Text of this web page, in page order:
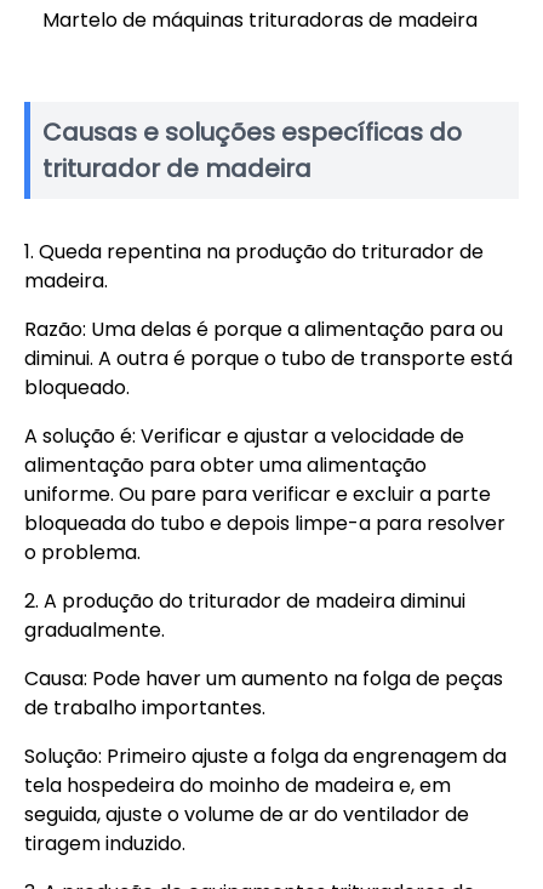
Martelo de máquinas trituradoras de madeira
Causas e soluções específicas do
triturador de madeira
1. Queda repentina na produção do triturador de
madeira.
Razão: Uma delas é porque a alimentação para ou
diminui. A outra é porque o tubo de transporte está
bloqueado.
A solução é: Verificar e ajustar a velocidade de
alimentação para obter uma alimentação
uniforme. Ou pare para verificar e excluir a parte
bloqueada do tubo e depois limpe-a para resolver
o problema.
2. A produção do triturador de madeira diminui
gradualmente.
Causa: Pode haver um aumento na folga de peças
de trabalho importantes.
Solução: Primeiro ajuste a folga da engrenagem da
tela hospedeira do moinho de madeira e, em
seguida, ajuste o volume de ar do ventilador de
tiragem induzido.